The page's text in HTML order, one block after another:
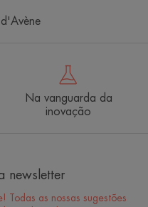
Na vanguarda da
inovação
newsletter
Todas as nossas sugestões